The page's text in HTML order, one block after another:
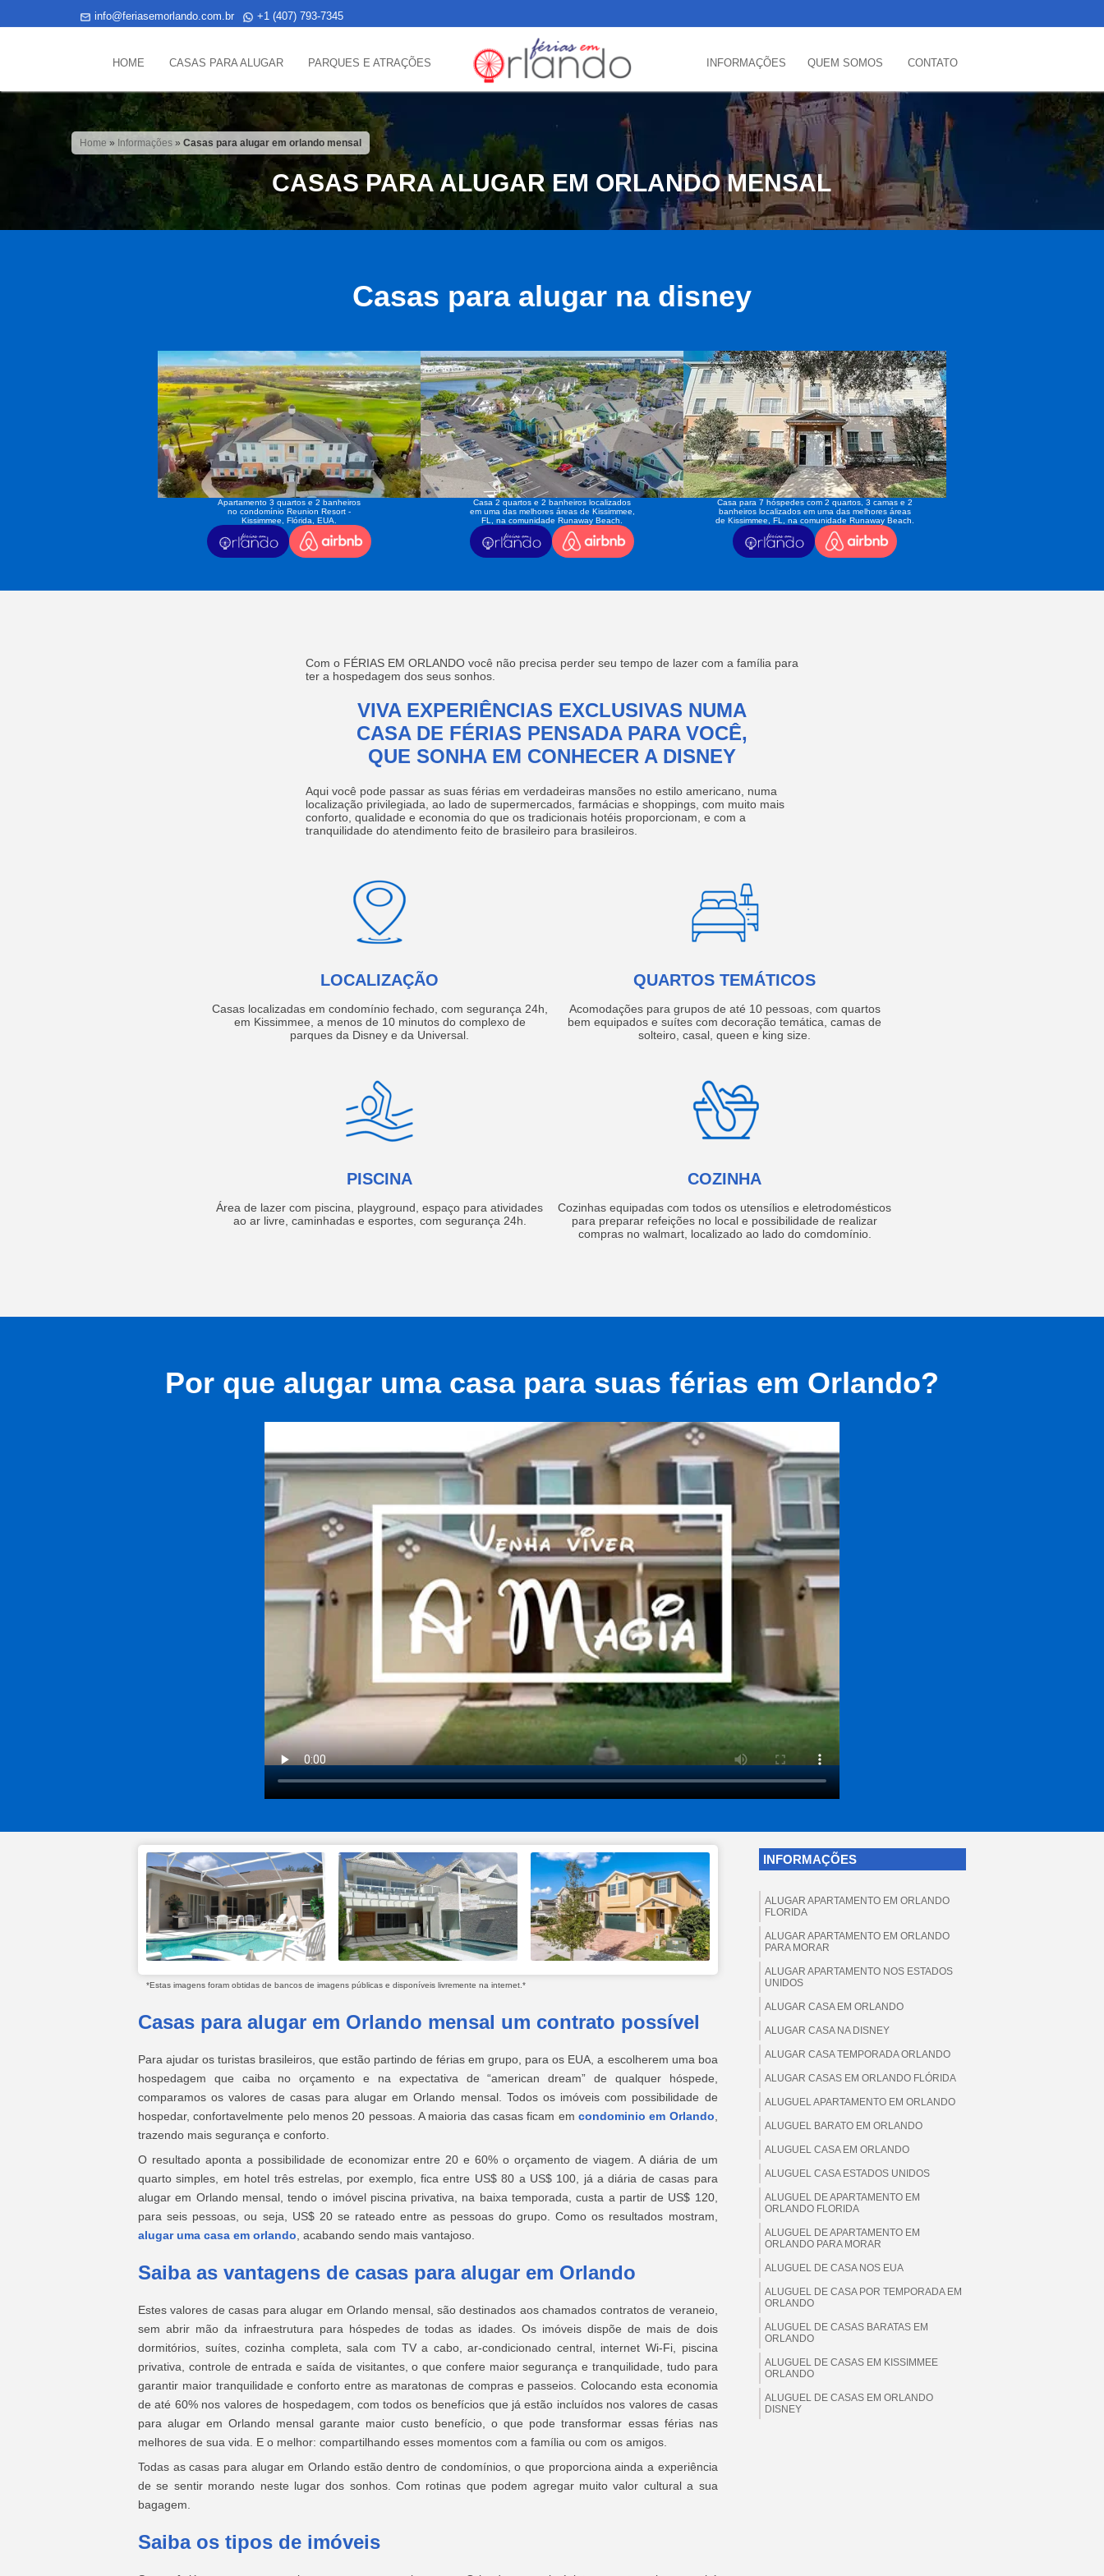
info@feriasemorlando.com.br +1 (407) 793-7345
HOME CASAS PARA ALUGAR PARQUES E ATRAÇÕES INFORMAÇÕES QUEM SOMOS CONTATO
Home » Informações »Casas para alugar em orlando mensal
CASAS PARA ALUGAR EM ORLANDO MENSAL
Casas para alugar na disney
Apartamento 3 quartos e 2 banheiros
no condomínio Reunion Resort -
Kissimmee, Flórida, EUA.
Casa 2 quartos e 2 banheiros localizados
em uma das melhores áreas de Kissimmee,
FL, na comunidade Runaway Beach.
Casa para 7 hóspedes com 2 quartos, 3 camas e 2
banheiros localizados em uma das melhores áreas
de Kissimmee, FL, na comunidade Runaway Beach.
Com o FÉRIAS EM ORLANDO você não precisa perder seu tempo de lazer com a família para
ter a hospedagem dos seus sonhos.
VIVA EXPERIÊNCIAS EXCLUSIVAS NUMA
CASA DE FÉRIAS PENSADA PARA VOCÊ,
QUE SONHA EM CONHECER A DISNEY
Aqui você pode passar as suas férias em verdadeiras mansões no estilo americano, numa
localização privilegiada, ao lado de supermercados, farmácias e shoppings, com muito mais
conforto, qualidade e economia do que os tradicionais hotéis proporcionam, e com a
tranquilidade do atendimento feito de brasileiro para brasileiros.
LOCALIZAÇÃO
Casas localizadas em condomínio fechado, com segurança 24h,
em Kissimmee, a menos de 10 minutos do complexo de
parques da Disney e da Universal.
QUARTOS TEMÁTICOS
Acomodações para grupos de até 10 pessoas, com quartos
bem equipados e suítes com decoração temática, camas de
solteiro, casal, queen e king size.
PISCINA
Área de lazer com piscina, playground, espaço para atividades
ao ar livre, caminhadas e esportes, com segurança 24h.
COZINHA
Cozinhas equipadas com todos os utensílios e eletrodomésticos
para preparar refeições no local e possibilidade de realizar
compras no walmart, localizado ao lado do comdomínio.
Por que alugar uma casa para suas férias em Orlando?
*Estas imagens foram obtidas de bancos de imagens públicas e disponíveis livremente na internet.*
Casas para alugar em Orlando mensal um contrato possível
Para ajudar os turistas brasileiros, que estão partindo de férias em grupo, para os EUA, a escolherem uma boa
hospedagem que caiba no orçamento e na expectativa de “american dream” de qualquer hóspede,
comparamos os valores de casas para alugar em Orlando mensal. Todos os imóveis com possibilidade de
hospedar, confortavelmente pelo menos 20 pessoas. A maioria das casas ficam em condominio em Orlando
trazendo mais segurança e conforto.
O resultado aponta a possibilidade de economizar entre 20 e 60% o orçamento de viagem. A diária de um
quarto simples, em hotel três estrelas, por exemplo, fica entre US$ 80 a US$ 100, já a diária de casas para
alugar em Orlando mensal, tendo o imóvel piscina privativa, na baixa temporada, custa a partir de US$ 120,
para seis pessoas, ou seja, US$ 20 se rateado entre as pessoas do grupo. Como os resultados mostram,
alugar uma casa em orlando , acabando sendo mais vantajoso.
Saiba as vantagens de casas para alugar em Orlando
Estes valores de casas para alugar em Orlando mensal, são destinados aos chamados contratos de veraneio,
sem abrir mão da infraestrutura para hóspedes de todas as idades. Os imóveis dispõe de mais de dois
dormitórios, suítes, cozinha completa, sala com TV a cabo, ar-condicionado central, internet Wi-Fi, piscina
privativa, controle de entrada e saída de visitantes, o que confere maior segurança e tranquilidade, tudo para
garantir maior tranquilidade e conforto entre as maratonas de compras e passeios. Colocando esta economia
de até 60% nos valores de hospedagem, com todos os benefícios que já estão incluídos nos valores de casas
para alugar em Orlando mensal garante maior custo benefício, o que pode transformar essas férias nas
melhores de sua vida. E o melhor: compartilhando esses momentos com a família ou com os amigos.
Todas as casas para alugar em Orlando estão dentro de condomínios, o que proporciona ainda a experiência
de se sentir morando neste lugar dos sonhos. Com rotinas que podem agregar muito valor cultural a sua
bagagem.
Saiba os tipos de imóveis
INFORMAÇÕES
ALUGAR APARTAMENTO EM ORLANDO
FLORIDA
ALUGAR APARTAMENTO EM ORLANDO
PARA MORAR
ALUGAR APARTAMENTO NOS ESTADOS
UNIDOS
ALUGAR CASA EM ORLANDO
ALUGAR CASA NA DISNEY
ALUGAR CASA TEMPORADA ORLANDO
ALUGAR CASAS EM ORLANDO FLÓRIDA
ALUGUEL APARTAMENTO EM ORLANDO
ALUGUEL BARATO EM ORLANDO
ALUGUEL CASA EM ORLANDO
ALUGUEL CASA ESTADOS UNIDOS
ALUGUEL DE APARTAMENTO EM
ORLANDO FLORIDA
ALUGUEL DE APARTAMENTO EM
ORLANDO PARA MORAR
ALUGUEL DE CASA NOS EUA
ALUGUEL DE CASA POR TEMPORADA EM
ORLANDO
ALUGUEL DE CASAS BARATAS EM
ORLANDO
ALUGUEL DE CASAS EM KISSIMMEE
ORLANDO
ALUGUEL DE CASAS EM ORLANDO
DISNEY